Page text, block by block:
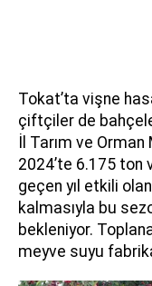
Tokat’ta vişne
çiftçiler de
İl Tarım ve
2024’te 6.175
geçen yıl etkili
kalmasıyla bu
bekleniyor.
meyve suyu